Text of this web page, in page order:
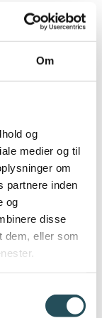
Om
og
medier og til
om
partnere inden
og
disse
dem, eller som
til
efter
med
et